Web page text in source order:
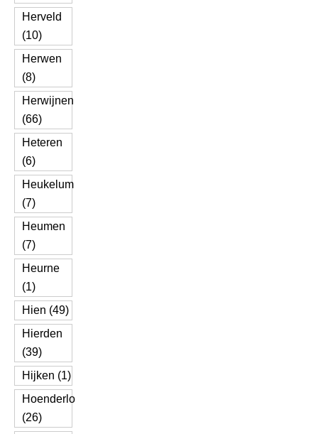
Herveld
(10)
Herwen
(8)
Herwijnen
(66)
Heteren
(6)
Heukelum
(7)
Heumen
(7)
Heurne
(1)
Hien (49)
Hierden
(39)
Hijken (1)
Hoenderlo
(26)